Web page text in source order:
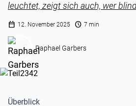
leuchtet, zeigt sich auch, wer
calendar_today 12. November 2025 schedule 7 min
Raphael Garbers
Überblick